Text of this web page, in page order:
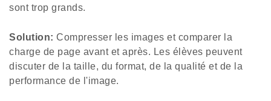
sont trop grands.
Solution: Compresser les images et comparer la
charge de page avant et après. Les élèves peuvent
discuter de la taille, du format, de la qualité et de la
performance de l'image.